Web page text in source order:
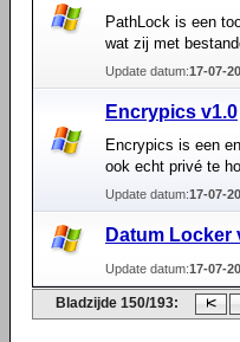
PathLock is een
wat zij met
Update datum:17-07-
Encrypics v1.0
Encrypics is een
ook echt privé te
Update datum:17-07-
Datum Locker
Update datum:17-07-
Bladzijde 150/193: